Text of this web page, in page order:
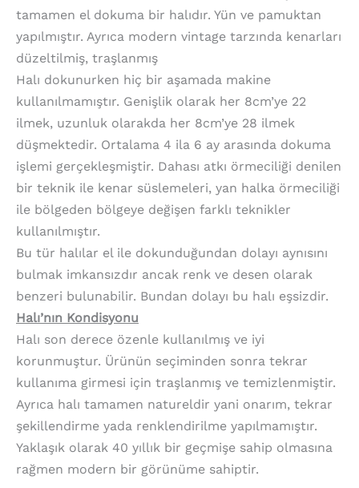
tamamen el dokuma bir halıdır. Yün ve pamuktan
yapılmıştır. Ayrıca modern vintage tarzında kenarları
düzeltilmiş, traşlanmış
Halı dokunurken hiç bir aşamada makine
kullanılmamıştır. Genişlik olarak her 8cm’ye 22
ilmek, uzunluk olarakda her 8cm’ye 28 ilmek
düşmektedir. Ortalama 4 ila 6 ay arasında dokuma
işlemi gerçekleşmiştir. Dahası atkı örmeciliği denilen
bir teknik ile kenar süslemeleri, yan halka örmeciliği
ile bölgeden bölgeye değişen farklı teknikler
kullanılmıştır.
Bu tür halılar el ile dokunduğundan dolayı aynısını
bulmak imkansızdır ancak renk ve desen olarak
benzeri bulunabilir. Bundan dolayı bu halı eşsizdir.
Halı’nın Kondisyonu
Halı son derece özenle kullanılmış ve iyi
korunmuştur. Ürünün seçiminden sonra tekrar
kullanıma girmesi için traşlanmış ve temizlenmiştir.
Ayrıca halı tamamen natureldir yani onarım, tekrar
şekillendirme yada renklendirilme yapılmamıştır.
Yaklaşık olarak 40 yıllık bir geçmişe sahip olmasına
rağmen modern bir görünüme sahiptir.